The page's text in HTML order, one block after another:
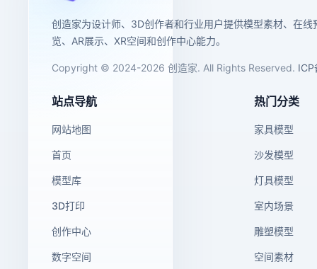
创造家为设计师、3D创作者和行业用户提供模型素材、在线
览、AR展示、XR空间和创作中心能力。
Copyright © 2024-2026 创造家. All Rights Reserved. ICP
站点导航
网站地图
首页
模型库
3D打印
创作中心
数字空间
热门分类
家具模型
沙发模型
灯具模型
室内场景
雕塑模型
空间素材